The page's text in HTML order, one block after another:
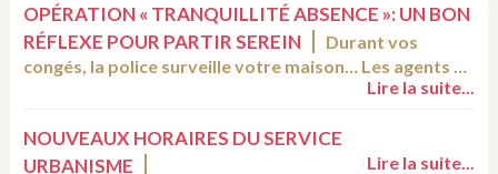
OPÉRATION « TRANQUILLITÉ ABSENCE »: UN BON
RÉFLEXE POUR PARTIR SEREIN
Durant vos
congés, la police surveille votre maison… Les agents …
Lire la suite...
NOUVEAUX HORAIRES DU SERVICE
URBANISME
Lire la suite...